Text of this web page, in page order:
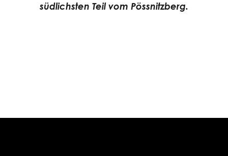
südlichsten Teil vom Pössnitzberg.